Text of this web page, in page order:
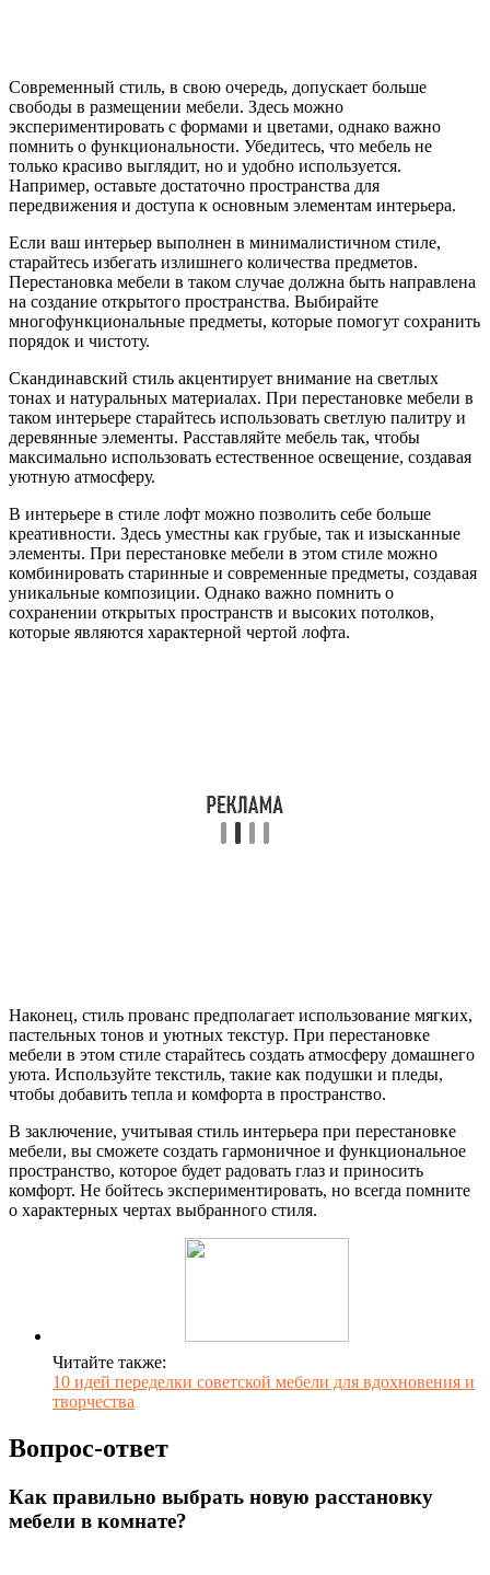
Современный стиль, в свою очередь, допускает больше
свободы в размещении мебели. Здесь можно
экспериментировать с формами и цветами, однако важно
помнить о функциональности. Убедитесь, что мебель не
только красиво выглядит, но и удобно используется.
Например, оставьте достаточно пространства для
передвижения и доступа к основным элементам интерьера.
Если ваш интерьер выполнен в минималистичном стиле,
старайтесь избегать излишнего количества предметов.
Перестановка мебели в таком случае должна быть направлена
на создание открытого пространства. Выбирайте
многофункциональные предметы, которые помогут сохранить
порядок и чистоту.
Скандинавский стиль акцентирует внимание на светлых
тонах и натуральных материалах. При перестановке мебели в
таком интерьере старайтесь использовать светлую палитру и
деревянные элементы. Расставляйте мебель так, чтобы
максимально использовать естественное освещение, создавая
уютную атмосферу.
В интерьере в стиле лофт можно позволить себе больше
креативности. Здесь уместны как грубые, так и изысканные
элементы. При перестановке мебели в этом стиле можно
комбинировать старинные и современные предметы, создавая
уникальные композиции. Однако важно помнить о
сохранении открытых пространств и высоких потолков,
которые являются характерной чертой лофта.
Наконец, стиль прованс предполагает использование мягких,
пастельных тонов и уютных текстур. При перестановке
мебели в этом стиле старайтесь создать атмосферу домашнего
уюта. Используйте текстиль, такие как подушки и пледы,
чтобы добавить тепла и комфорта в пространство.
В заключение, учитывая стиль интерьера при перестановке
мебели, вы сможете создать гармоничное и функциональное
пространство, которое будет радовать глаз и приносить
комфорт. Не бойтесь экспериментировать, но всегда помните
о характерных чертах выбранного стиля.
Читайте также:
10 идей переделки советской мебели для вдохновения и
творчества
Вопрос-ответ
Как правильно выбрать новую расстановку
мебели в комнате?